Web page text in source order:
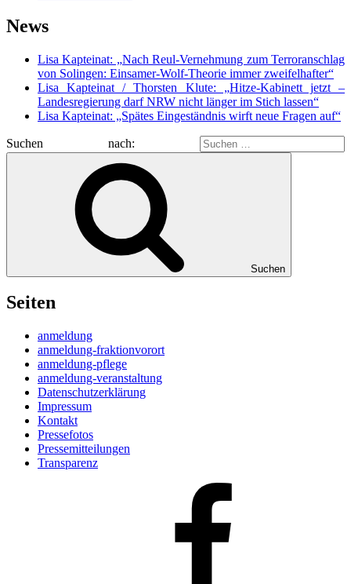
News
Lisa Kapteinat: „Nach Reul-Vernehmung zum Terroranschlag
von Solingen: Einsamer-Wolf-Theorie immer zweifelhafter“
Lisa Kapteinat / Thorsten Klute: „Hitze-Kabinett jetzt –
Landesregierung darf NRW nicht länger im Stich lassen“
Lisa Kapteinat: „Spätes Eingeständnis wirft neue Fragen auf“
Suchen nach:
Suchen
Seiten
anmeldung
anmeldung-fraktionvorort
anmeldung-pflege
anmeldung-veranstaltung
Datenschutzerklärung
Impressum
Kontakt
Pressefotos
Pressemitteilungen
Transparenz